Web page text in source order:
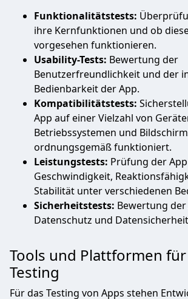
Funktionalitätstests:
ihre Kernfunktionen und ob
vorgesehen funktionieren.
Usability-Tests: Bewertung der
Benutzerfreundlichkeit und der
Bedienbarkeit der App.
Kompatibilitätstests:
App auf einer Vielzahl von
Betriebssystemen und
ordnungsgemäß funktioniert.
Leistungstests: Prüfung der
Geschwindigkeit,
Stabilität unter verschiedenen
Sicherheitstests: Bewertung
Datenschutz und
Tools und Plattformen
Testing
Für das Testing von Apps stehen